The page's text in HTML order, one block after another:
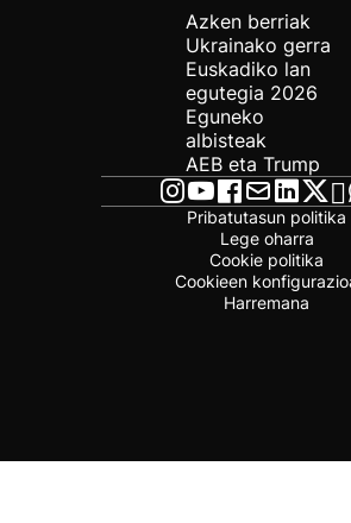
Azken berriak
Ukrainako gerra
Euskadiko lan
egutegia 2026
Eguneko
albisteak
AEB eta Trump
Pribatutasun politika
Lege oharra
Cookie politika
Cookieen
Harremana